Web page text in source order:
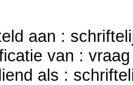
aan :
van :
als :